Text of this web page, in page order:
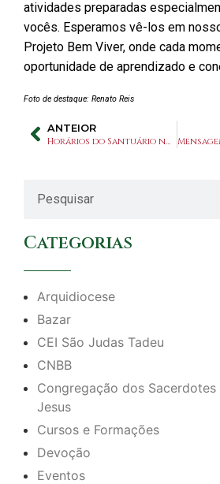
atividades preparadas
vocês. Esperamos vê-los em
Projeto Bem Viver, onde cada
oportunidade de aprendizado e
Foto de destaque: Renato Reis
ANTEIOR
Horários do Santuário no Carnaval
Categorias
Arquidiocese
Bazar
CEI São Judas Tadeu
CNBB
Congregação dos
Jesus
Cursos e Formações
Devoção
Eventos